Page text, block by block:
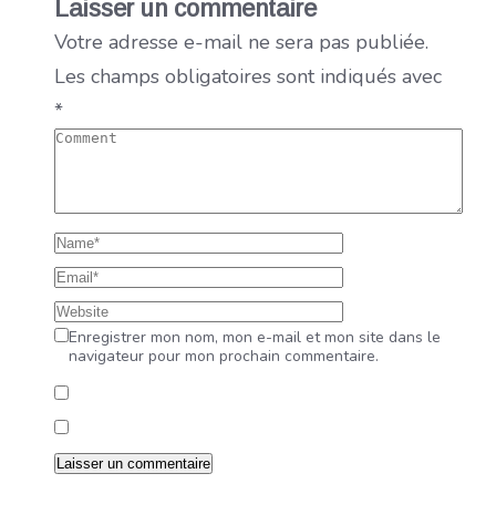
Laisser un commentaire
Votre adresse e-mail ne sera pas publiée.
Les champs obligatoires sont indiqués avec
*
Enregistrer mon nom, mon e-mail et mon site dans le
navigateur pour mon prochain commentaire.